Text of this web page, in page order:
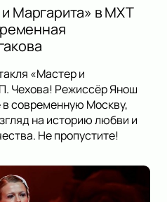
Маргарита» в МХТ
«Мастер и
Чехова! Режиссёр Янош
современную Москву,
на историю любви и
Не пропустите!